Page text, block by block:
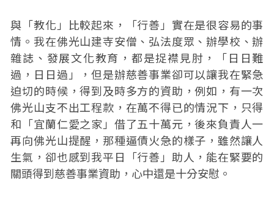
與「教化」比較起來，「行善」實在是很容易的事
情。我在佛光山建寺安僧、弘法度眾、辦學校、辦
雜誌、發展文化教育，都是捉襟見肘，「日日難
過，日日過」，但是辦慈善事業卻可以讓我在緊急
迫切的時候，得到及時多方的資助，例如，有一次
佛光山支不出工程款，在萬不得已的情況下，只得
和「宜蘭仁愛之家」借了五十萬元，後來負責人一
再向佛光山提醒，那種逼債火急的樣子，雖然讓人
生氣，卻也感到我平日「行善」助人，能在緊要的
關頭得到慈善事業資助，心中還是十分安慰。